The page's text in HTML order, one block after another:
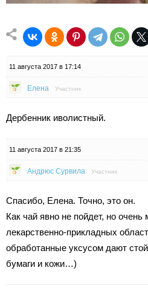
11 августа 2017 в 17:14
Елена Участник
Дербенник иволистный.
11 августа 2017 в 21:35
Андрюс Сурвила Участник
Спасибо, Елена. Точно, это он.
Как чай явно не пойдет, но очень
лекарственно-прикладных
обработанные уксусом дают
бумаги и кожи…)